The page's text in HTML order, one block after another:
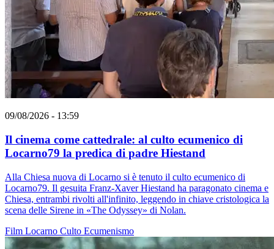
09/08/2026 - 13:59
Il cinema come cattedrale: al culto ecumenico di
Locarno79 la predica di padre Hiestand
Alla Chiesa nuova di Locarno si è tenuto il culto ecumenico di
Locarno79. Il gesuita Franz-Xaver Hiestand ha paragonato cinema e
Chiesa, entrambi rivolti all'infinito, leggendo in chiave cristologica la
scena delle Sirene in «The Odyssey» di Nolan.
Film Locarno Culto Ecumenismo